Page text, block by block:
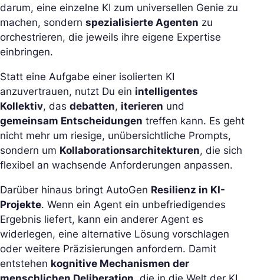
darum, eine einzelne KI zum universellen Genie zu
machen, sondern spezialisierte Agenten zu
orchestrieren, die jeweils ihre eigene Expertise
einbringen.
Statt eine Aufgabe einer isolierten KI
anzuvertrauen, nutzt Du ein intelligentes
Kollektiv, das debatten, iterieren und
gemeinsam Entscheidungen treffen kann. Es geht
nicht mehr um riesige, unübersichtliche Prompts,
sondern um Kollaborationsarchitekturen, die sich
flexibel an wachsende Anforderungen anpassen.
Darüber hinaus bringt AutoGen Resilienz in KI-
Projekte. Wenn ein Agent ein unbefriedigendes
Ergebnis liefert, kann ein anderer Agent es
widerlegen, eine alternative Lösung vorschlagen
oder weitere Präzisierungen anfordern. Damit
entstehen kognitive Mechanismen der